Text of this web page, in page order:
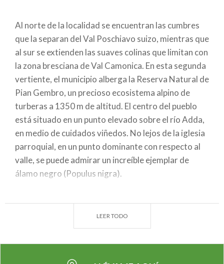
Al norte de la localidad se encuentran las cumbres
que la separan del Val Poschiavo suizo, mientras que
al sur se extienden las suaves colinas que limitan con
la zona bresciana de Val Camonica. En esta segunda
vertiente, el municipio alberga la Reserva Natural de
Pian Gembro, un precioso ecosistema alpino de
turberas a 1350 m de altitud. El centro del pueblo
está situado en un punto elevado sobre el río Adda,
en medio de cuidados viñedos. No lejos de la iglesia
parroquial, en un punto dominante con respecto al
valle, se puede admirar un increíble ejemplar de
álamo negro (Populus nigra).
de 30 metros y un tronco de más de 5 metros de
central del pueblo, en un agradable parquecillo que,
LEER TODO